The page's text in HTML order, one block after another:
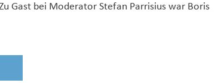
Gast bei Moderator Stefan Parrisius war Boris